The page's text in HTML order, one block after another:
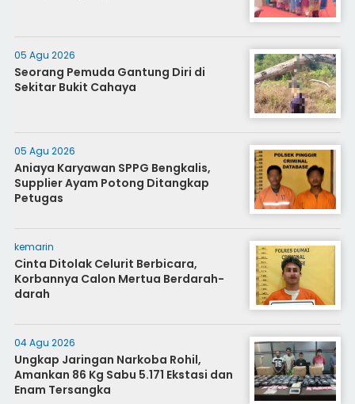
05 Agu 2026
Seorang Pemuda Gantung Diri di
Sekitar Bukit Cahaya
05 Agu 2026
Aniaya Karyawan SPPG Bengkalis,
Supplier Ayam Potong Ditangkap
Petugas
kemarin
Cinta Ditolak Celurit Berbicara,
Korbannya Calon Mertua Berdarah-
darah
04 Agu 2026
Ungkap Jaringan Narkoba Rohil,
Amankan 86 Kg Sabu 5.171 Ekstasi dan
Enam Tersangka